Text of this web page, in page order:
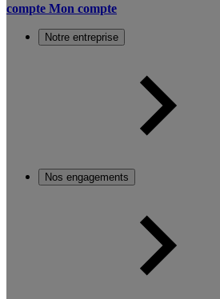
compte Mon compte
Notre entreprise
Nos engagements